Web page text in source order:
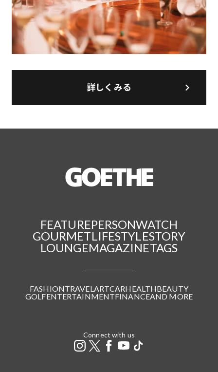
詳しくみる
FEATUREPERSONWATCH
GOURMETLIFESTYLESTORY
LOUNGEMAGAZINETAGS
FASHIONTRAVELARTCARHEALTHBEAUTY
GOLFENTERTAINMENTFINANCEAND MORE
Connect with us